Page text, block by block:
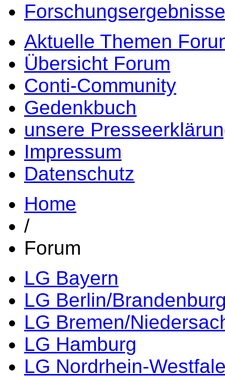
Aktuelle Themen
Übersicht Forum
Conti-Community
Gedenkbuch
unsere
Impressum
Datenschutz
Home
/
Forum
LG Bayern
LG Berlin/
LG Bremen/
LG Hamburg
LG Nordrhein-